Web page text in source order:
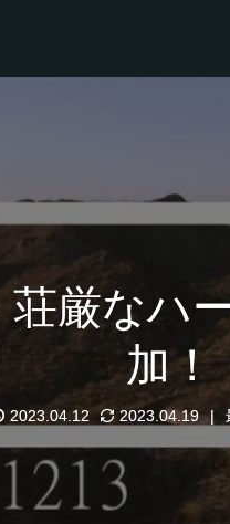
厳なハ
加！
2023.04.12 2023.04.19